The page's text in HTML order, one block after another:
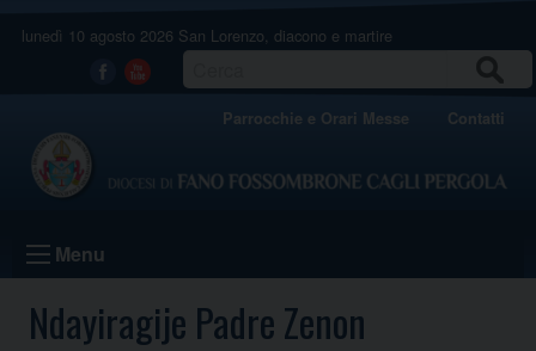
lunedì 10 agosto 2026 San Lorenzo, diacono e martire
Facebook
Youtube
Parrocchie e Orari Messe Contatti
Menu
Ndayiragije Padre Zenon